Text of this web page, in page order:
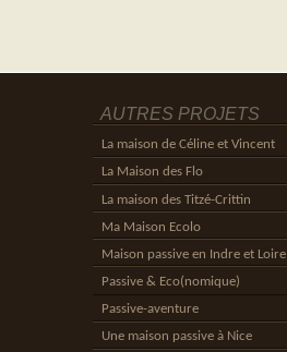
AUTRES PROJETS
La maison de Céline et Vincent
La Maison des Flo
La maison des Titzé-Crittin
Ma Maison Ecolo
Maison passive en Indre et Loire
Passive & Eco(nomique)
Passive-aventure
Une maison passive à Nice